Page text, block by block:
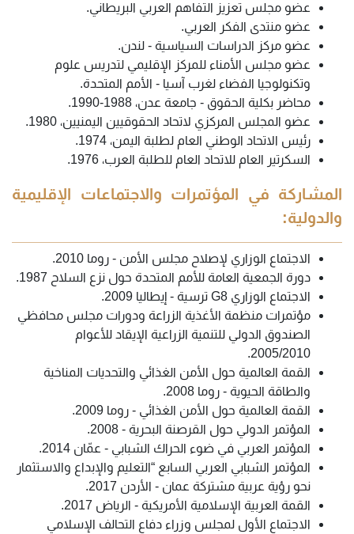
عضو مجلس تعزيز التفاهم العربي البريطاني.
عضو منتدى الفكر العربي.
عضو مركز الدراسات السياسية - لندن.
عضو مجلس الأمناء للمركز الإقليمي لتدريس علوم
وتكنولوجيا الفضاء لغرب آسيا - الأمم المتحدة.
محاضر بكلية الحقوق - جامعة عدن، 1988-1990.
عضو المجلس المركزي لاتحاد الحقوقيين اليمنيين، 1980.
رئيس الاتحاد الوطني العام لطلبة اليمن، 1974.
السكرتير العام للاتحاد العام للطلبة العرب، 1976.
المشاركة في المؤتمرات والاجتماعات الإقليمية
والدولية:
الاجتماع الوزاري لإصلاح مجلس الأمن - روما 2010.
دورة الجمعية العامة للأمم المتحدة حول نزع السلاح 1987.
الاجتماع الوزاري G8 ترسية - إيطاليا 2009.
مؤتمرات منظمة الأغذية الزراعة ودورات مجلس محافظي
الصندوق الدولي للتنمية الزراعية الإيقاد للأعوام
2005/2010.
القمة العالمية حول الأمن الغذائي والتحديات المناخية
والطاقة الحيوية - روما 2008.
القمة العالمية حول الأمن الغذائي - روما 2009.
المؤتمر الدولي حول القرصنة البحرية - 2008.
المؤتمر العربي في ضوء الحراك الشبابي - عمّان 2014.
المؤتمر الشبابي العربي السابع “التعليم والإبداع والاستثمار
نحو رؤية عربية مشتركة عمان - الأردن 2017.
القمة العربية الإسلامية الأمريكية - الرياض 2017.
الاجتماع الأول لمجلس وزراء دفاع التحالف الإسلامي